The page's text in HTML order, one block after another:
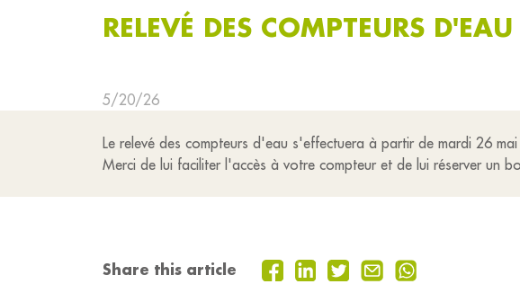
RELEVÉ DES COMPTEURS D'EAU
5/20/26
Le relevé des compteurs d'eau s'effectuera à partir de mardi 26
Merci de lui faciliter l'accès à votre compteur et de lui réserver un
Share this article